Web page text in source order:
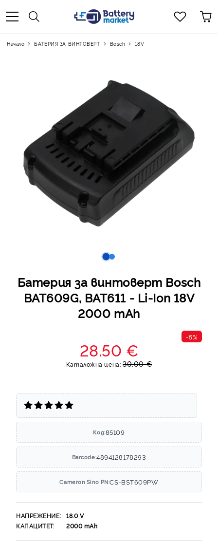
Начало БАТЕРИЯ ЗА ВИНТОВЕРТ Bosch 18V
Батерия за винтоверт Bosch
BAT609G, BAT611 - Li-Ion 18V
2000 mAh
-5%
28.50 €
Каталожна цена: 30.00 €
Код:85109
Barcode:4894128178293
Cameron Sino PN:CS-BST609PW
НАПРЕЖЕНИЕ: 18.0V
КАПАЦИТЕТ:
2000mAh